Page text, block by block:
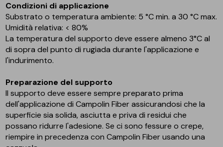
Condizioni di applicazione
Substrato o temperatura ambiente: 5 °C min. a 30 °C max.
Umidità relativa: < 80%
La temperatura del supporto deve essere almeno 3°C al
di sopra del punto di rugiada durante l'applicazione e
l'indurimento.
Preparazione del supporto
Il supporto deve essere sempre preparato prima
dell'applicazione di Campolin Fiber assicurandosi che la
superficie sia solida, asciutta e priva di residui che
possano ridurre l'adesione. Se ci sono fessure o crepe,
riempire in precedenza con Campolin Fiber usando una